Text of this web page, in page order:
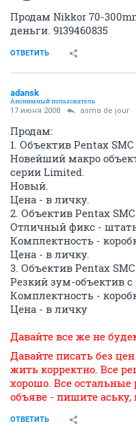
Продам Nikkor 70-
деньги. 9139460835
ОТВЕТИТЬ
adansk
Анонимный пользователь
17 июня 2008 asma de jour
Продам:
1. Объектив Pentax
Новейший макро
серии Limited.
Новый.
Цена - в личку.
2. Объектив Pentax
Отличный фикс -
Комплектность -
Цена - в личку.
3. Объектив Pentax
Резкий зум-объектив с
Комплектность -
Цена - в личку
Давайте все же не
Давайте писать без
жить корректно. Все
хорошо. Все
объяве - пишите
ОТВЕТИТЬ